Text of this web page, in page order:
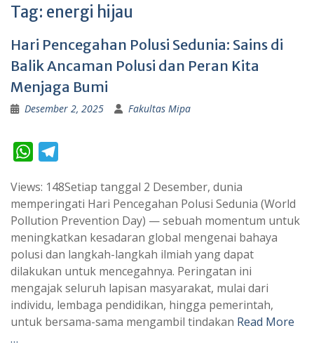
Tag: energi hijau
Hari Pencegahan Polusi Sedunia: Sains di
Balik Ancaman Polusi dan Peran Kita
Menjaga Bumi
Desember 2, 2025 Fakultas Mipa
W
a
t
s
A
p
p
l
e
g
r
a
m
Views: 148Setiap tanggal 2 Desember, dunia
memperingati Hari Pencegahan Polusi Sedunia (World
Pollution Prevention Day) — sebuah momentum untuk
meningkatkan kesadaran global mengenai bahaya
polusi dan langkah-langkah ilmiah yang dapat
dilakukan untuk mencegahnya. Peringatan ini
mengajak seluruh lapisan masyarakat, mulai dari
individu, lembaga pendidikan, hingga pemerintah,
untuk bersama-sama mengambil tindakan Read More
…